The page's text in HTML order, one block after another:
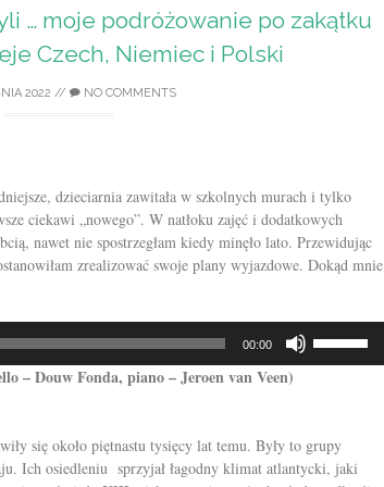
… moje podróżowanie po zakątku
Czech, Niemiec i Polski
2022 // NO COMMENTS
dzieciarnia zawitała w szkolnych murach i tylko
ciekawi „nowego”. W natłoku zajęć i dodatkowych
nawet nie spostrzegłam kiedy minęło lato. Przewidując
zrealizować swoje plany wyjazdowe. Dokąd mnie
00:00
aby
zwiększyć
– Douw Fonda, piano – Jeroen van Veen)
się około piętnastu tysięcy lat temu. Były to grupy
Ich osiedleniu sprzyjał łagodny klimat atlantycki, jaki